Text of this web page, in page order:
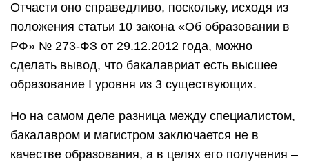
Отчасти оно справедливо, поскольку, исходя из
положения статьи 10 закона «Об образовании в
РФ» № 273-ФЗ от 29.12.2012 года, можно
сделать вывод, что бакалавриат есть высшее
образование I уровня из 3 существующих.
Но на самом деле разница между специалистом,
бакалавром и магистром заключается не в
качестве образования, а в целях его получения –